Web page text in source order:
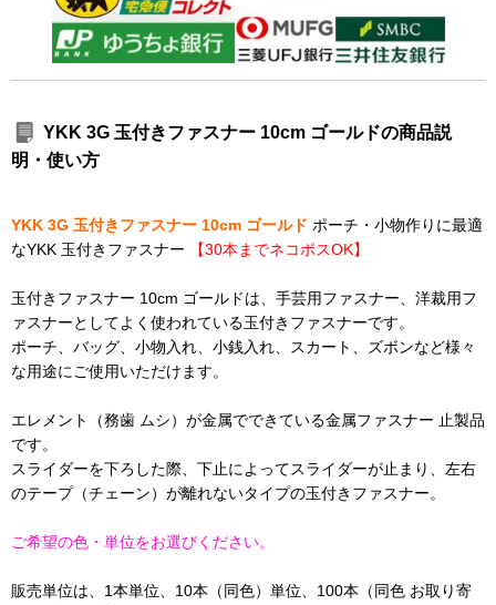
YKK 3G 玉付きファスナー 10cm ゴールドの商品説
明・使い方
YKK 3G 玉付きファスナー 10cm ゴールド ポーチ・小物作りに最適
なYKK 玉付きファスナー
【30本までネコポスOK】
玉付きファスナー 10cm ゴールドは、手芸用ファスナー、洋裁用フ
ァスナーとしてよく使われている玉付きファスナーです。
ポーチ、バッグ、小物入れ、小銭入れ、スカート、ズボンなど様々
な用途にご使用いただけます。
エレメント（務歯 ムシ）が金属でできている金属ファスナー 止製品
です。
スライダーを下ろした際、下止によってスライダーが止まり、左右
のテープ（チェーン）が離れないタイプの玉付きファスナー。
ご希望の色・単位をお選びください。
販売単位は、1本単位、10本（同色）単位、100本（同色 お取り寄